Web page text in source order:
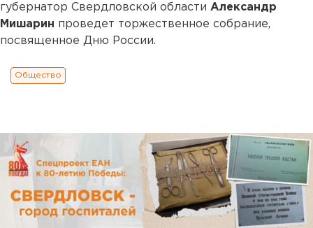
губернатор Свердловской области Александр
Мишарин проведет торжественное собрание,
посвященное Дню России.
Общество